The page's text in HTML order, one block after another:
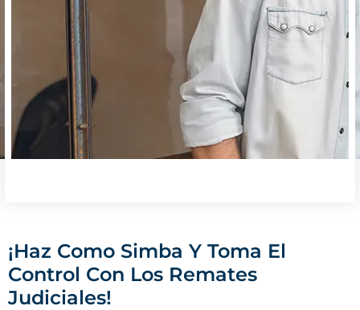
¡Haz Como Simba Y Toma El
Control Con Los Remates
Judiciales!